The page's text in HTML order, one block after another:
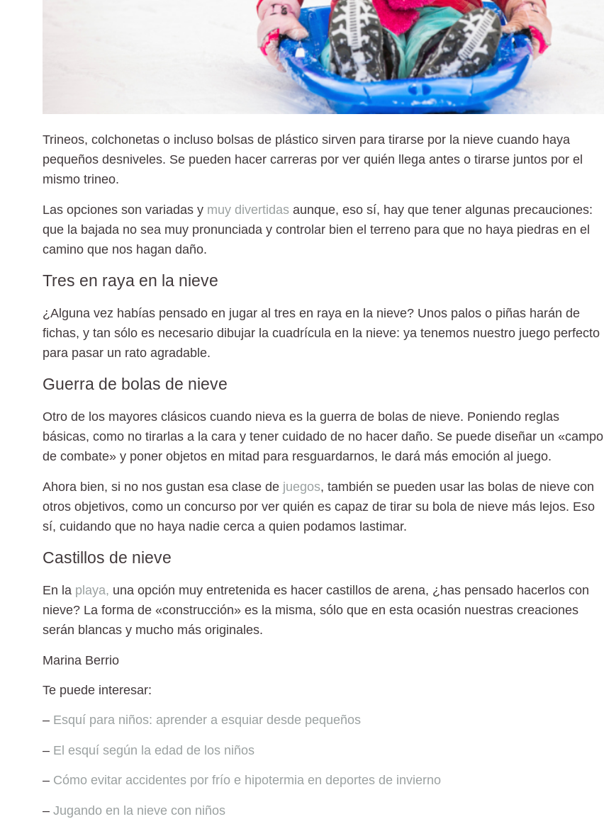
Trineos, colchonetas o incluso bolsas de plástico sirven para tirarse por la nieve cuando haya
pequeños desniveles. Se pueden hacer carreras por ver quién llega antes o tirarse juntos por el
mismo trineo.
Las opciones son variadas y muy divertidas aunque, eso sí, hay que tener algunas precauciones:
que la bajada no sea muy pronunciada y controlar bien el terreno para que no haya piedras en el
camino que nos hagan daño.
Tres en raya en la nieve
¿Alguna vez habías pensado en jugar al tres en raya en la nieve? Unos palos o piñas harán de
fichas, y tan sólo es necesario dibujar la cuadrícula en la nieve: ya tenemos nuestro juego perfecto
para pasar un rato agradable.
Guerra de bolas de nieve
Otro de los mayores clásicos cuando nieva es la guerra de bolas de nieve. Poniendo reglas
básicas, como no tirarlas a la cara y tener cuidado de no hacer daño. Se puede diseñar un «campo
de combate» y poner objetos en mitad para resguardarnos, le dará más emoción al juego.
Ahora bien, si no nos gustan esa clase de juegos, también se pueden usar las bolas de nieve con
otros objetivos, como un concurso por ver quién es capaz de tirar su bola de nieve más lejos. Eso
sí, cuidando que no haya nadie cerca a quien podamos lastimar.
Castillos de nieve
En la playa, una opción muy entretenida es hacer castillos de arena, ¿has pensado hacerlos con
nieve? La forma de «construcción» es la misma, sólo que en esta ocasión nuestras creaciones
serán blancas y mucho más originales.
Marina Berrio
Te puede interesar:
– Esquí para niños: aprender a esquiar desde pequeños
– El esquí según la edad de los niños
– Cómo evitar accidentes por frío e hipotermia en deportes de invierno
– Jugando en la nieve con niños